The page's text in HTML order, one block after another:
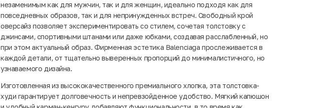
незаменимым как для мужчин, так и для женщин, идеально подходя как для
повседневных образов, так и для непринужденных встреч. Свободный крой
оверсайз позволяет экспериментировать со стилем, сочетая толстовку с
джинсами, спортивными штанами или даже юбками, создавая расслабленный, но
при этом актуальный образ. Фирменная эстетика Balenciaga прослеживается в
каждой детали, от тщательно выверенных пропорций до минималистичного, но
узнаваемого дизайна.
Изготовленная из высококачественного премиального хлопка, эта толстовка-
худи гарантирует долговечность и непревзойденное удобство. Мягкий капюшон